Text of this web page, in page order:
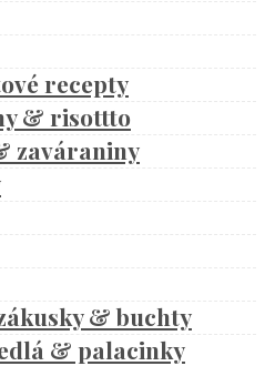
recepty
& risottto
zaváraniny
& buchty
& palacinky